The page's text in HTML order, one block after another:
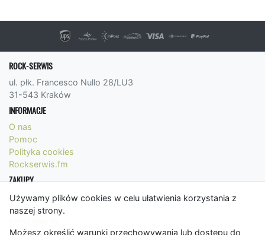
Używamy plików cookies w celu ułatwienia korzystania z
naszej strony.
Możesz określić warunki przechowywania lub dostępu do
ROCK-SERWIS
ul. płk. Francesco Nullo 28/LU3
31-543 Kraków
INFORMACJE
O nas
Pomoc
Polityka cookies
Rockserwis.fm
ZAKUPY
Formy płatności
Koszty wysyłki